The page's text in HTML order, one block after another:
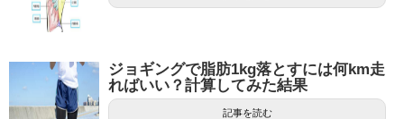
ジョギングで脂肪1kg落とすには何km走
ればいい？計算してみた結果
記事を読む